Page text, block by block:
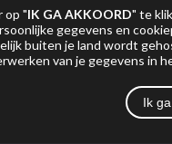
op "IK GA AKKOORD" te
gegevens en
buiten je land wordt
van je gegevens in
Ik